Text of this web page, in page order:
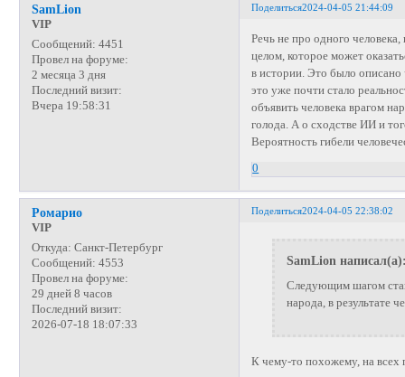
Поделиться2024-04-05 21:44:09
SamLion
VIP
Сообщений: 4451
Провел на форуме:
2 месяца 3 дня
Последний визит:
Вчера 19:58:31
Речь не про одного
целом, которое может
в истории. Это было описано
это уже почти стало
объявить человека врагом
голода. А о сходстве ИИ и
Вероятность гибели
0
Поделиться2024-04-05 22:38:02
Ромарио
VIP
Откуда: Санкт-Петербург
Сообщений: 4553
Провел на форуме:
29 дней 8 часов
Последний визит:
2026-07-18 18:07:33
SamLion
Следующим шагом
народа, в результате
К чему-то похожему, на всех